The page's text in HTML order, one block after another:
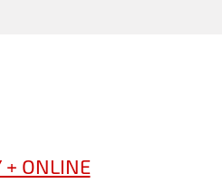
ONLINE